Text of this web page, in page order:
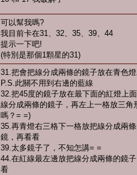
可以幫我嗎?
我目前卡在31、32、35、39、44
提示一下吧!
(特別是那個1顆星的31)
31.把會把線分成兩條的鏡子放在青色
P.S.此關不用到右邊的藍線
32.把45度的鏡子放在最下面的紅燈上
線分成兩條的鏡子，再左上一格放三
嗎？= =)
35.再青燈右三格下一格放把線分成兩
鏡，再看看
39.太多鏡子了，不知怎講= =
44.在紅線最左邊放把線分成兩條的鏡
看